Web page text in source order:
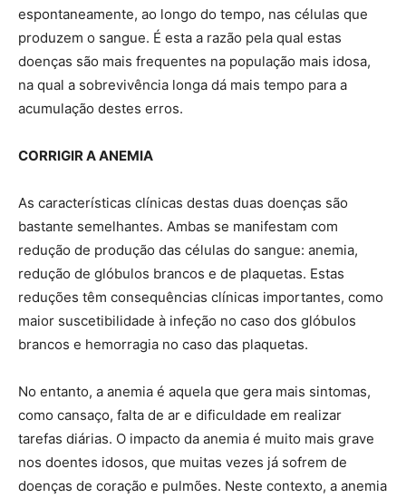
espontaneamente, ao longo do tempo, nas células que
produzem o sangue. É esta a razão pela qual estas
doenças são mais frequentes na população mais idosa,
na qual a sobrevivência longa dá mais tempo para a
acumulação destes erros.
CORRIGIR A ANEMIA
As características clínicas destas duas doenças são
bastante semelhantes. Ambas se manifestam com
redução de produção das células do sangue: anemia,
redução de glóbulos brancos e de plaquetas. Estas
reduções têm consequências clínicas importantes, como
maior suscetibilidade à infeção no caso dos glóbulos
brancos e hemorragia no caso das plaquetas.
No entanto, a anemia é aquela que gera mais sintomas,
como cansaço, falta de ar e dificuldade em realizar
tarefas diárias. O impacto da anemia é muito mais grave
nos doentes idosos, que muitas vezes já sofrem de
doenças de coração e pulmões. Neste contexto, a anemia